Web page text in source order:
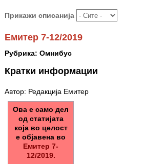
Прикажи списанија
Емитер 7-12/2019
Рубрика: Омнибус
Кратки информации
Автор: Редакција Емитер
Ова е само дел
од статијата
која во целост
е објавена во
Емитер 7-
12/2019.